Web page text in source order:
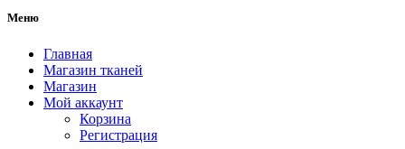
Меню
Главная
Магазин тканей
Магазин
Мой аккаунт
Корзина
Регистрация